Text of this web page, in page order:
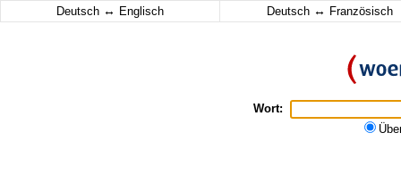
Deutsch ↔ Englisch Deutsch ↔ Französisch
Wort: